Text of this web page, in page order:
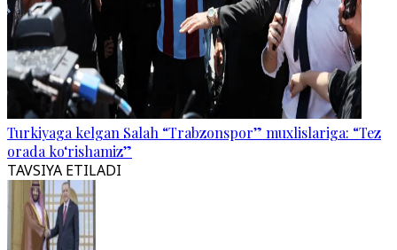
Turkiyaga kelgan Salah “Trabzonspor” muxlislariga: “Tez
orada ko‘rishamiz”
TAVSIYA ETILADI